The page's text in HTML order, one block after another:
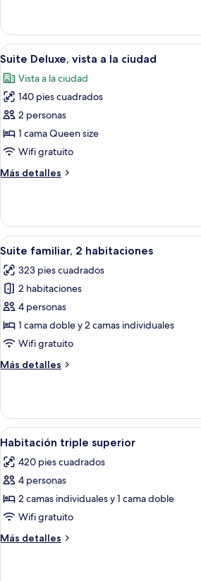
triple
básica
Abrir
todas
las
fotos
de
Suite
Deluxe,
a
Caja de
8
Suite Deluxe, vista a la ciudad
Vista a la ciudad
140 pies cuadrados
2 personas
1 cama Queen size
Wifi gratuito
Más detalles
Más
Deluxe,
vista
a
ciudad
Abrir
todas
las
fotos
de
Suite
familiar,
habitaciones
Caja de
4
Suite familiar, 2 habitaciones
323 pies cuadrados
2 habitaciones
4 personas
1 cama doble y 2 camas individuales
Wifi gratuito
Más detalles
Más
familiar,
habitaciones
Abrir
todas
las
fotos
de
Habitación
triple
superior
Caja de
4
Habitación triple superior
420 pies cuadrados
4 personas
2 camas individuales y 1 cama doble
Wifi gratuito
Más detalles
Más